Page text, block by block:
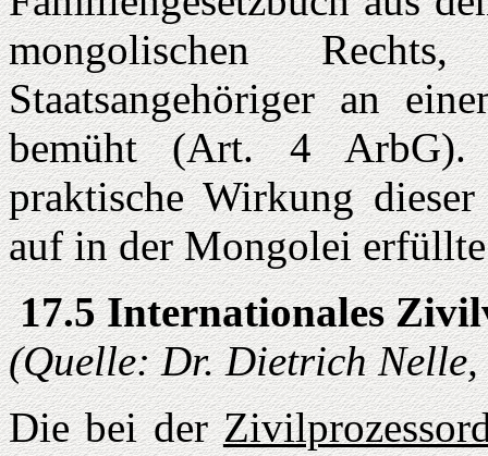
mongolischen
Staatsangehöriger an
bemüht (Art. 4 ArbG).
praktische Wirkung
auf in der Mongolei
17.5 Internationales
(Quelle: Dr. Dietrich
Die bei der